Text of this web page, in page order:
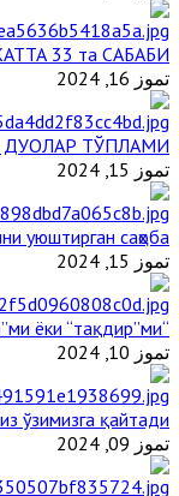
33 та САБАБИ
تموز 16, 2024
ДУОЛАР ТЎПЛАМИ
تموز 15, 2024
уюштирган саҳоба
تموز 15, 2024
“Ҳизр”ми ёки “тақдир”ми?
تموز 10, 2024
ўзимизга қайтади
تموز 09, 2024